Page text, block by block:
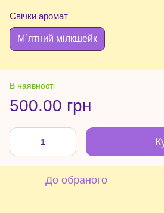
Свічки аромат
М`ятний мілкшейк
В наявності
500.00 грн
До обраного